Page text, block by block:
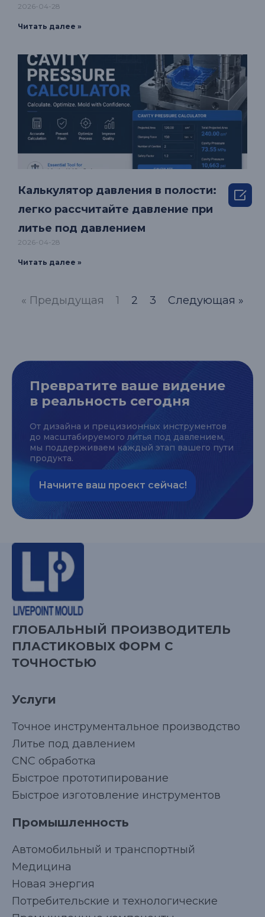
2026-04-28
Читать далее »
Калькулятор давления в полости:
легко рассчитайте давление при
литье под давлением
2026-04-28
Читать далее »
« Предыдущая 1 2 3 Следующая »
Превратите ваше видение
в реальность сегодня
От дизайна и прецизионных инструментов
до масштабируемого литья под давлением,
мы поддерживаем каждый этап вашего пути
продукта.
Начните ваш проект сейчас!
ГЛОБАЛЬНЫЙ ПРОИЗВОДИТЕЛЬ
ПЛАСТИКОВЫХ ФОРМ С
ТОЧНОСТЬЮ
Услуги
Точное инструментальное производство
Литье под давлением
CNC обработка
Быстрое прототипирование
Быстрое изготовление инструментов
Промышленность
Автомобильный и транспортный
Медицина
Новая энергия
Потребительские и технологические
